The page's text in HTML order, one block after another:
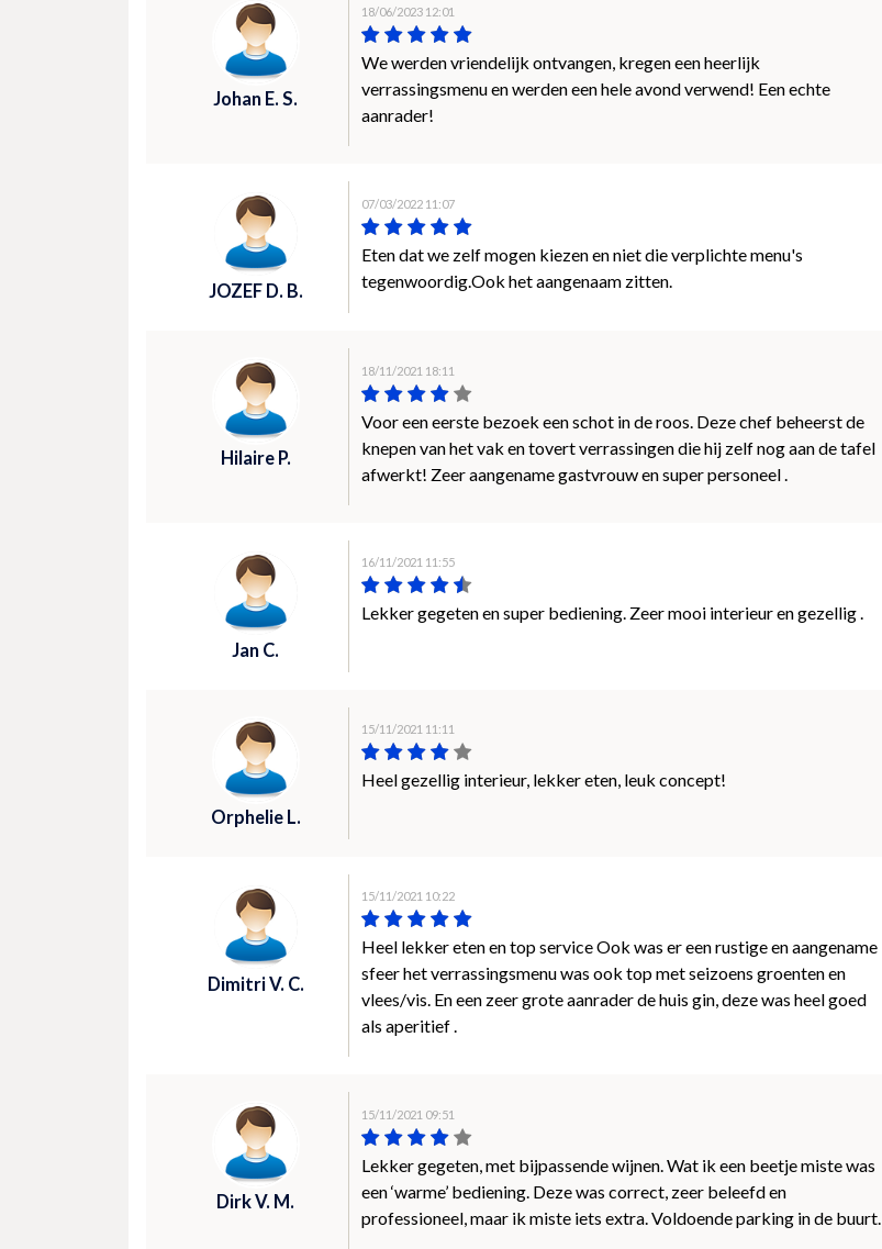
Johan E. S.
18/06/2023 12:01
We werden vriendelijk ontvangen, kregen een heerlijk
verrassingsmenu en werden een hele avond verwend! Een echte
aanrader!
JOZEF D. B.
07/03/2022 11:07
Eten dat we zelf mogen kiezen en niet die verplichte menu's
tegenwoordig.Ook het aangenaam zitten.
Hilaire P.
18/11/2021 18:11
Voor een eerste bezoek een schot in de roos. Deze chef beheerst de
knepen van het vak en tovert verrassingen die hij zelf nog aan de tafel
afwerkt! Zeer aangename gastvrouw en super personeel .
Jan C.
16/11/2021 11:55
Lekker gegeten en super bediening. Zeer mooi interieur en gezellig .
Orphelie L.
15/11/2021 11:11
Heel gezellig interieur, lekker eten, leuk concept!
Dimitri V. C.
15/11/2021 10:22
Heel lekker eten en top service Ook was er een rustige en aangename
sfeer het verrassingsmenu was ook top met seizoens groenten en
vlees/vis. En een zeer grote aanrader de huis gin, deze was heel goed
als aperitief .
Dirk V. M.
15/11/2021 09:51
Lekker gegeten, met bijpassende wijnen. Wat ik een beetje miste was
een ‘warme’ bediening. Deze was correct, zeer beleefd en
professioneel, maar ik miste iets extra. Voldoende parking in de buurt.